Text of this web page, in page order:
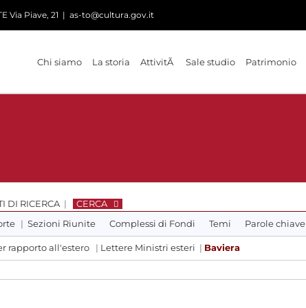
Via Piave, 21 | as-to@cultura.gov.it
Chi siamo La storia AttivitÃ Sale studio Patrimonio
DI RICERCA |
CERCA
| Sezioni Riunite Complessi di Fondi Temi Parole chiave
rapporto all'estero | Lettere Ministri esteri | Baviera